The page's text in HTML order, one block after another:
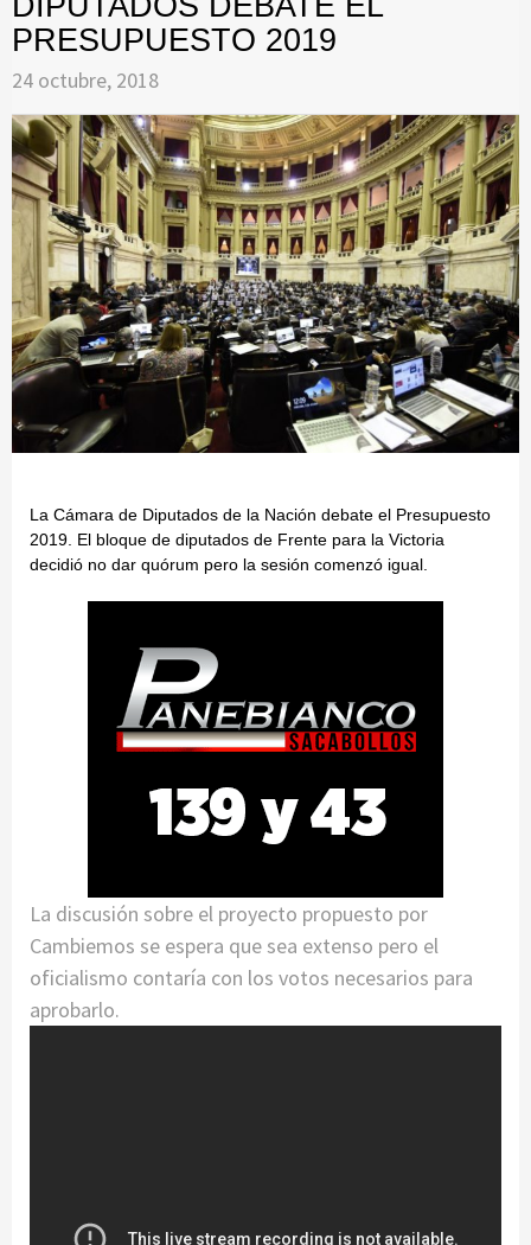
PRESUPUESTO 2019
24 octubre, 2018
La Cámara de Diputados de la Nación debate el Presupuesto
2019. El bloque de diputados de Frente para la Victoria
decidió no dar quórum pero la sesión comenzó igual.
La discusión sobre el proyecto propuesto por
Cambiemos se espera que sea extenso pero el
oficialismo contaría con los votos necesarios para
aprobarlo.